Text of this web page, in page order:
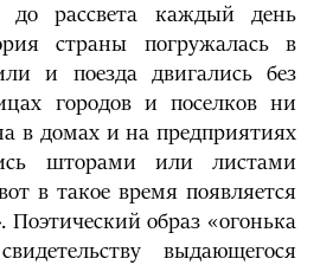
до рассвета каждый день
страны погружалась в
и поезда двигались без
городов и поселков ни
в домах и на предприятиях
шторами или листами
в такое время появляется
Поэтический образ «огонька
выдающегося